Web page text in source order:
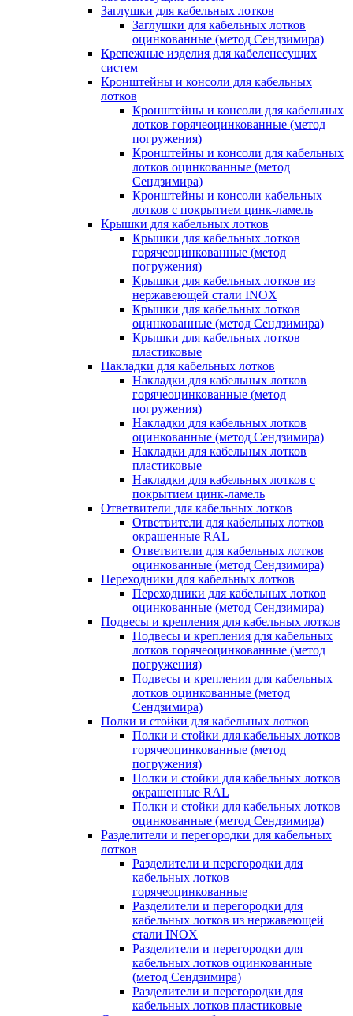
Заглушки для кабельных лотков
Заглушки для кабельных лотков
оцинкованные (метод Сендзимира)
Крепежные изделия для кабеленесущих
систем
Кронштейны и консоли для кабельных
лотков
Кронштейны и консоли для кабельных
лотков горячеоцинкованные (метод
погружения)
Кронштейны и консоли для кабельных
лотков оцинкованные (метод
Сендзимира)
Кронштейны и консоли кабельных
лотков с покрытием цинк-ламель
Крышки для кабельных лотков
Крышки для кабельных лотков
горячеоцинкованные (метод
погружения)
Крышки для кабельных лотков из
нержавеющей стали INOX
Крышки для кабельных лотков
оцинкованные (метод Сендзимира)
Крышки для кабельных лотков
пластиковые
Накладки для кабельных лотков
Накладки для кабельных лотков
горячеоцинкованные (метод
погружения)
Накладки для кабельных лотков
оцинкованные (метод Сендзимира)
Накладки для кабельных лотков
пластиковые
Накладки для кабельных лотков с
покрытием цинк-ламель
Ответвители для кабельных лотков
Ответвители для кабельных лотков
окрашенные RAL
Ответвители для кабельных лотков
оцинкованные (метод Сендзимира)
Переходники для кабельных лотков
Переходники для кабельных лотков
оцинкованные (метод Сендзимира)
Подвесы и крепления для кабельных лотков
Подвесы и крепления для кабельных
лотков горячеоцинкованные (метод
погружения)
Подвесы и крепления для кабельных
лотков оцинкованные (метод
Сендзимира)
Полки и стойки для кабельных лотков
Полки и стойки для кабельных лотков
горячеоцинкованные (метод
погружения)
Полки и стойки для кабельных лотков
окрашенные RAL
Полки и стойки для кабельных лотков
оцинкованные (метод Сендзимира)
Разделители и перегородки для кабельных
лотков
Разделители и перегородки для
кабельных лотков
горячеоцинкованные
Разделители и перегородки для
кабельных лотков из нержавеющей
стали INOX
Разделители и перегородки для
кабельных лотков оцинкованные
(метод Сендзимира)
Разделители и перегородки для
кабельных лотков пластиковые